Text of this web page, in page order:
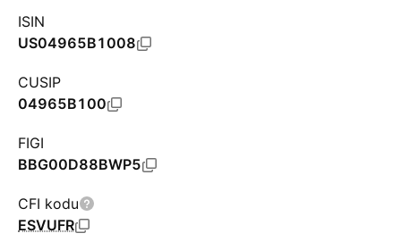
ISIN
US04965B1008
CUSIP
04965B100
FIGI
BBG00D88BWP5
CFI kodu
ESVUFR